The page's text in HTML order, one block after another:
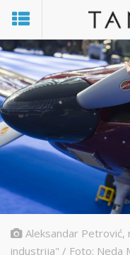
Aleksandar
industrija" / Foto: Neda